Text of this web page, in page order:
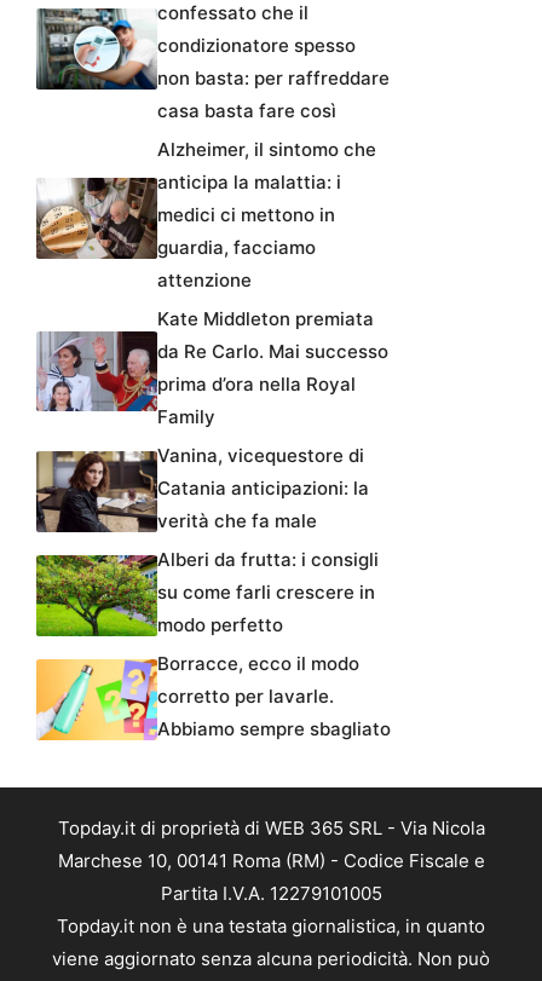
confessato che il
condizionatore spesso
non basta: per raffreddare
casa basta fare così
Alzheimer, il sintomo che
anticipa la malattia: i
medici ci mettono in
guardia, facciamo
attenzione
Kate Middleton premiata
da Re Carlo. Mai successo
prima d’ora nella Royal
Family
Vanina, vicequestore di
Catania anticipazioni: la
verità che fa male
Alberi da frutta: i consigli
su come farli crescere in
modo perfetto
Borracce, ecco il modo
corretto per lavarle.
Abbiamo sempre sbagliato
Topday.it di proprietà di WEB 365 SRL - Via Nicola
Marchese 10, 00141 Roma (RM) - Codice Fiscale e
Partita I.V.A. 12279101005
Topday.it non è una testata giornalistica, in quanto
viene aggiornato senza alcuna periodicità. Non può